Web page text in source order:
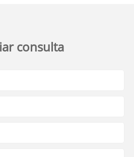
consulta